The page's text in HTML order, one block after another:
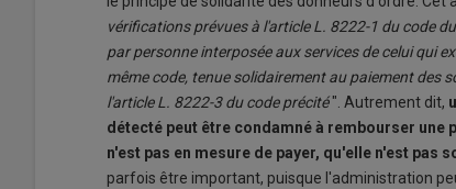
vérifications prévues à l'article L. 8222-1 du code
par personne interposée aux services de celui qui
même code, tenue solidairement au paiement des
l'article L. 8222-3 du code précité". Autrement dit,
détecté peut être condamné à rembourser
n'est pas en mesure de payer, qu'elle n'est pas
parfois être important, puisque l'administration